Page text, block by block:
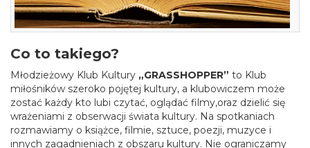
Co to takiego?
Młodzieżowy Klub Kultury „GRASSHOPPER” to Klub
miłośników szeroko pojętej kultury, a klubowiczem może
zostać każdy kto lubi czytać, oglądać filmy,oraz dzielić się
wrażeniami z obserwacji świata kultury. Na spotkaniach
rozmawiamy o książce, filmie, sztuce, poezji, muzyce i
innych zagadnieniach z obszaru kultury. Nie ograniczamy